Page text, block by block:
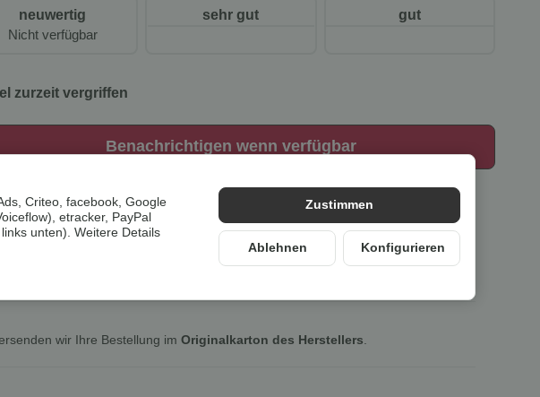
neuwertig
Nicht verfügbar
sehr gut gut
zurzeit vergriffen
Benachrichtigen wenn verfügbar
12338
100285150
Backzubehör
wir Ihre Bestellung im Originalkarton des Herstellers
Zustimmen
Ablehnen Konfigurieren
Criteo, facebook, Google
etracker, PayPal
unten). Weitere Details